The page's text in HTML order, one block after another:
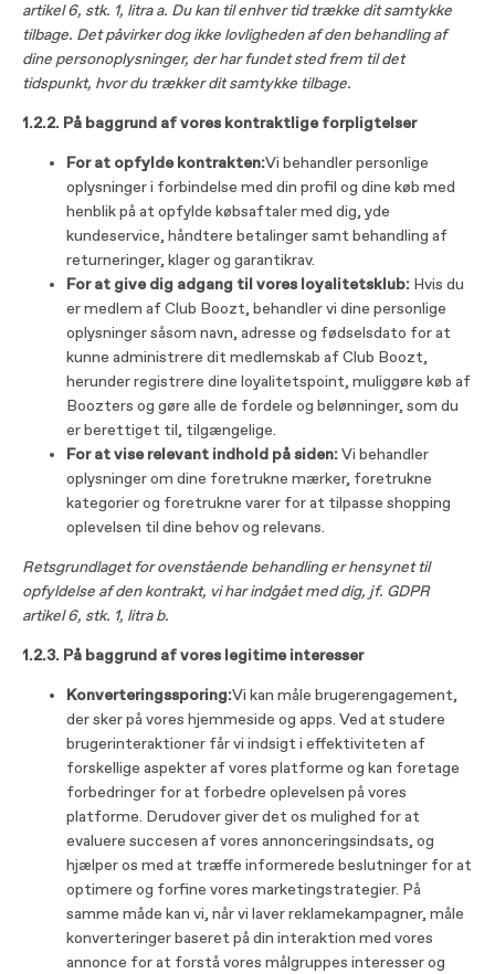
artikel 6, stk. 1, litra a. Du kan til enhver tid trække dit samtykke
tilbage. Det påvirker dog ikke lovligheden af den behandling af
dine personoplysninger, der har fundet sted frem til det
tidspunkt, hvor du trækker dit samtykke tilbage.
1.2.2. På baggrund af vores kontraktlige forpligtelser
For at opfylde kontrakten:Vi behandler personlige
oplysninger i forbindelse med din profil og dine køb med
henblik på at opfylde købsaftaler med dig, yde
kundeservice, håndtere betalinger samt behandling af
returneringer, klager og garantikrav.
For at give dig adgang til vores loyalitetsklub: Hvis du
er medlem af Club Boozt, behandler vi dine personlige
oplysninger såsom navn, adresse og fødselsdato for at
kunne administrere dit medlemskab af Club Boozt,
herunder registrere dine loyalitetspoint, muliggøre køb af
Boozters og gøre alle de fordele og belønninger, som du
er berettiget til, tilgængelige.
For at vise relevant indhold på siden:Vi behandler
oplysninger om dine foretrukne mærker, foretrukne
kategorier og foretrukne varer for at tilpasse shopping
oplevelsen til dine behov og relevans.
Retsgrundlaget for ovenstående behandling er hensynet til
opfyldelse af den kontrakt, vi har indgået med dig, jf. GDPR
artikel 6, stk. 1, litra b.
1.2.3. På baggrund af vores legitime interesser
Konverteringssporing:Vi kan måle brugerengagement,
der sker på vores hjemmeside og apps. Ved at studere
brugerinteraktioner får vi indsigt i effektiviteten af ​​
forskellige aspekter af vores platforme og kan foretage
forbedringer for at forbedre oplevelsen på vores
platforme. Derudover giver det os mulighed for at
evaluere succesen af ​​vores annonceringsindsats, og
hjælper os med at træffe informerede beslutninger for at
optimere og forfine vores marketingstrategier. På
samme måde kan vi, når vi laver reklamekampagner, måle
konverteringer baseret på din interaktion med vores
annonce for at forstå vores målgruppes interesser og